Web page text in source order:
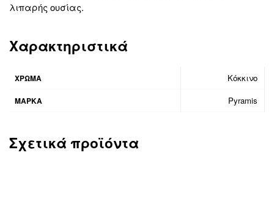
λιπαρής ουσίας.
Χαρακτηριστικά
ΧΡΩΜΑ Κόκκινο
ΜΑΡΚΑ Pyramis
Σχετικά προϊόντα